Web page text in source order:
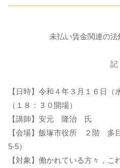
未払い賃金関連の
記
【日時】令和４年３月１６日（
（１８：３０開場）
【講師】安元 隆治 氏
【会場】飯塚市役所 ２階 多
5-5）
【対象】働かれている方々，こ